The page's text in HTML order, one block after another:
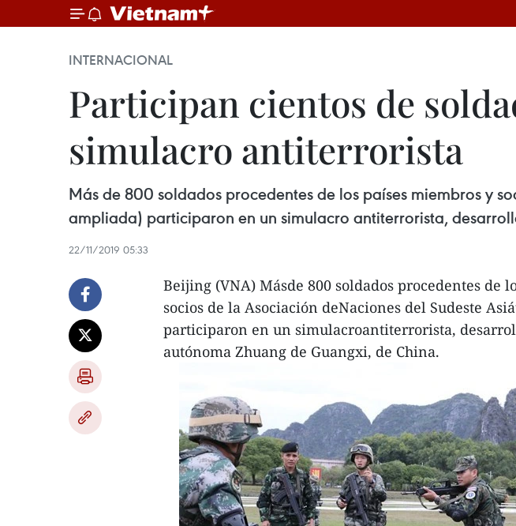
INTERNACIONAL
Participan cientos de
simulacro antiterrorista
Más de 800 soldados procedentes de los países miembros y
ampliada) participaron en un simulacro antiterrorista,
22/11/2019 05:33
Beijing (VNA) Másde 800 soldados procedentes de
socios de la Asociación deNaciones del Sudeste
participaron en un simulacroantiterrorista,
autónoma Zhuang de Guangxi, de China.